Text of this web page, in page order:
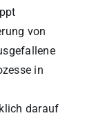
von
in
darauf